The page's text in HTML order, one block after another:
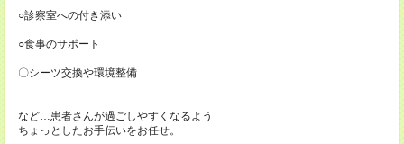
○診察室への付き添い
○食事のサポート
〇シーツ交換や環境整備
など…患者さんが過ごしやすくなるよう
ちょっとしたお手伝いをお任せ。